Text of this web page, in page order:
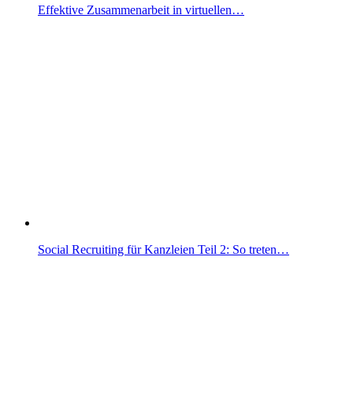
Effektive Zusammenarbeit in virtuellen…
Social Recruiting für Kanzleien Teil 2: So treten…